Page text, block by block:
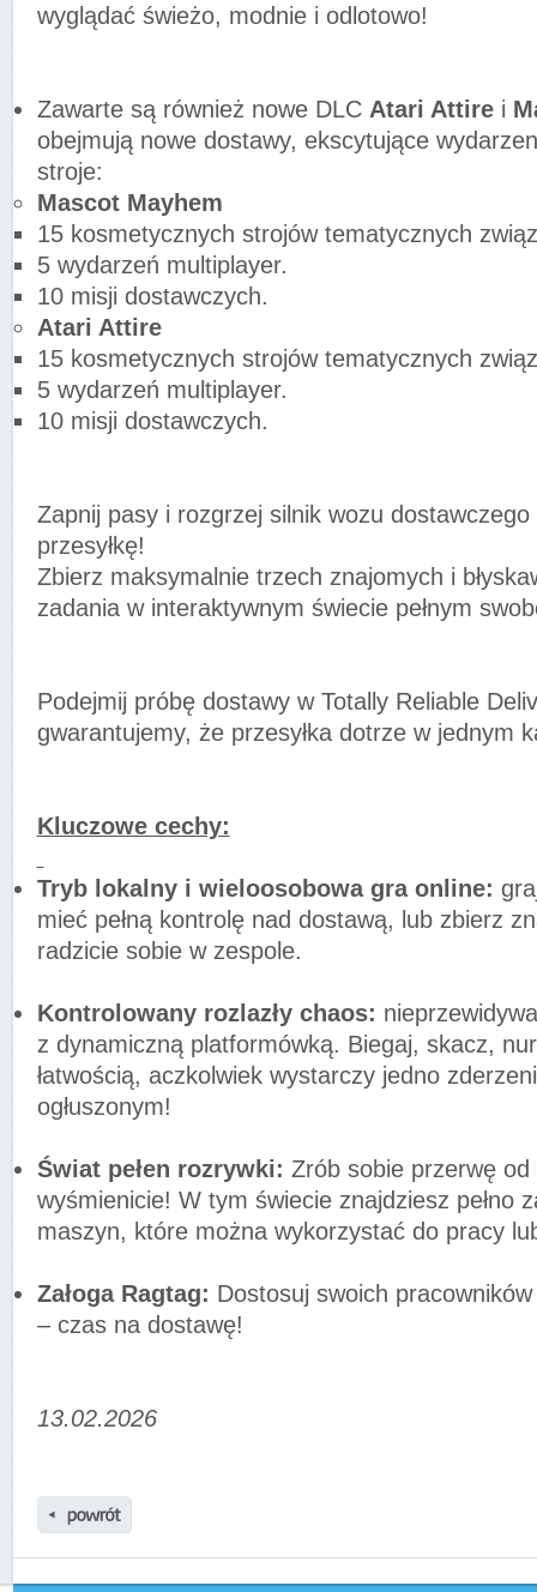
wyglądać świeżo, modnie i odlotowo!
Zawarte są również nowe DLC Atari Attirei
obejmują nowe dostawy, ekscytujące
stroje:
Mascot Mayhem
15 kosmetycznych strojów tematycznych
5 wydarzeń multiplayer.
10 misji dostawczych.
Atari Attire
15 kosmetycznych strojów tematycznych
5 wydarzeń multiplayer.
10 misji dostawczych.
Zapnij pasy i rozgrzej silnik wozu
przesyłkę!
Zbierz maksymalnie trzech znajomych i
zadania w interaktywnym świecie pełnym
Podejmij próbę dostawy w Totally Reliable
gwarantujemy, że przesyłka dotrze w jednym
Kluczowe cechy:
Tryb lokalny i wieloosobowa gra online:
mieć pełną kontrolę nad dostawą, lub zbierz
radzicie sobie w zespole.
Kontrolowany rozlazły chaos:
z dynamiczną platformówką. Biegaj, skacz,
łatwością, aczkolwiek wystarczy jedno
ogłuszonym!
Świat pełen rozrywki: Zrób sobie przerwę
wyśmienicie! W tym świecie znajdziesz pełno
maszyn, które można wykorzystać do pracy
Załoga Ragtag: Dostosuj swoich
– czas na dostawę!
13.02.2026